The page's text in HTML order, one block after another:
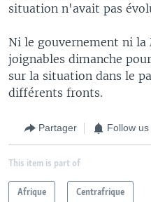
situation n'avait pas
Ni le gouvernement ni
joignables dimanche
sur la situation dans le
différents fronts.
Partager Follow us
This item is part of
Afrique Centrafrique